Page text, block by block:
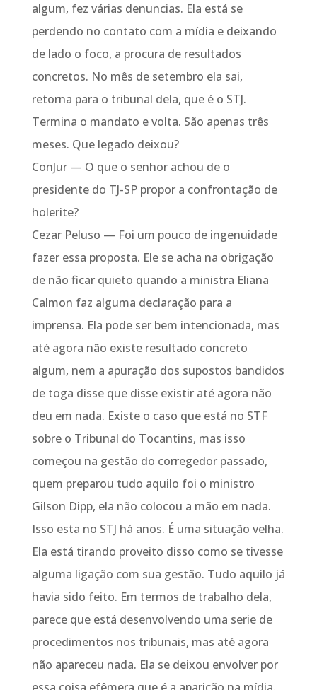
algum, fez várias denuncias. Ela está se
perdendo no contato com a mídia e deixando
de lado o foco, a procura de resultados
concretos. No mês de setembro ela sai,
retorna para o tribunal dela, que é o STJ.
Termina o mandato e volta. São apenas três
meses. Que legado deixou?
ConJur — O que o senhor achou de o
presidente do TJ-SP propor a confrontação de
holerite?
Cezar Peluso — Foi um pouco de ingenuidade
fazer essa proposta. Ele se acha na obrigação
de não ficar quieto quando a ministra Eliana
Calmon faz alguma declaração para a
imprensa. Ela pode ser bem intencionada, mas
até agora não existe resultado concreto
algum, nem a apuração dos supostos bandidos
de toga disse que disse existir até agora não
deu em nada. Existe o caso que está no STF
sobre o Tribunal do Tocantins, mas isso
começou na gestão do corregedor passado,
quem preparou tudo aquilo foi o ministro
Gilson Dipp, ela não colocou a mão em nada.
Isso esta no STJ há anos. É uma situação velha.
Ela está tirando proveito disso como se tivesse
alguma ligação com sua gestão. Tudo aquilo já
havia sido feito. Em termos de trabalho dela,
parece que está desenvolvendo uma serie de
procedimentos nos tribunais, mas até agora
não apareceu nada. Ela se deixou envolver por